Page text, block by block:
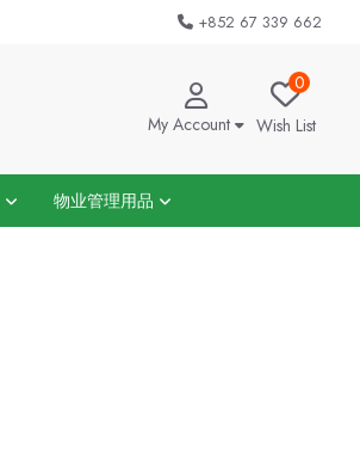
+852 67 339 662
My Account
0
Wish List
物业管理用品